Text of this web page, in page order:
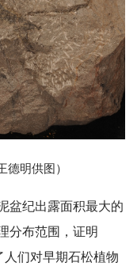
德明供图）
盆纪出露面积最大的
分布范围，证明
们对早期石松植物